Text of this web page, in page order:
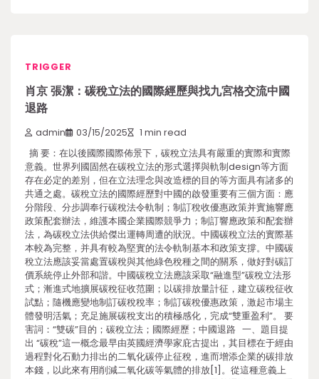
TRIGGER
肖京 張潔：碳稅立法的國際經歷與找九宮格交流中國
退路
admin 03/15/2025 1 min read
摘 要：在以後國際國際佈景下，碳稅立法具有嚴重的實際和實際
意義。世界列國固然在碳稅立法的形式選擇與軌制design等方面
存在必定的差別，但在立法理念與改造標的目的等方面具有諸多的
共通之處。碳稅立法的國際經歷對中國的啟發重要有三個方面：應
分階段、分步調奉行碳稅法令軌制；制訂稅收優惠政策并實施響應
政策配套辦法，維護本國企業國際競爭力；制訂響應政策和配套辦
法，為碳稅立法供給傑出運轉周遭的狀況。中國碳稅立法的實際基
本較為完整，并具有較為堅實的法令軌制基本和政策支撐。中國碳
稅立法應該妥當處置碳稅與其他綠色稅種之間的關系，做好對碳訂
價系統停止外部和諧。中國碳稅立法應該采取“融進型”碳稅立法形
式；漸進式地擴展碳稅征收范圍；以碳排放量計征，建立碳稅征收
試點；隨機應變地制訂碳稅稅率；制訂碳稅優惠政策，激起市場主
體發明活氣；充足施展碳稅支出的積極感化，完成“雙重盈利”。 要
害詞：“雙碳”目的；碳稅立法；國際經歷；中國退路 一、題目提
出 “碳稅”這一概念最早由英國經濟學家庇古提出，其目標在于經由
過程對化石動力排出的二氧化碳停止征稅，進而增添企業的碳排放
本錢，以此來有用削減二氧化碳等氣體的排放[1]。從這種意義上